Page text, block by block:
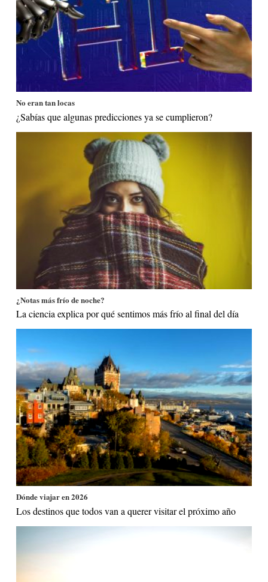
No eran tan locas
¿Sabías que algunas predicciones ya se cumplieron?
¿Notas más frío de noche?
La ciencia explica por qué sentimos más frío al final del día
Dónde viajar en 2026
Los destinos que todos van a querer visitar el próximo año